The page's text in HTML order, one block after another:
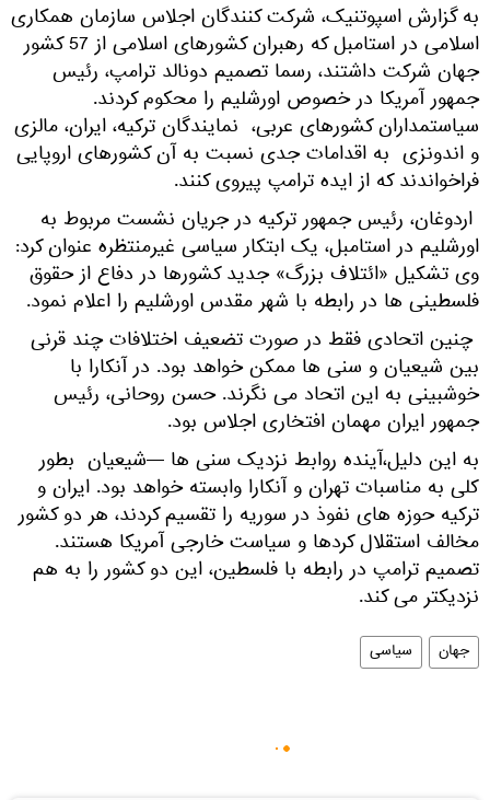
به گزارش اسپوتنیک، شرکت کنندگان اجلاس سازمان همکاری
اسلامی در استامبل که رهبران کشورهای اسلامی از 57 کشور
جهان شرکت داشتند، رسما تصمیم دونالد ترامپ، رئیس
جمهور آمریکا در خصوص اورشلیم را محکوم کردند.
سیاستمداران کشورهای عربی، نمایندگان ترکیه، ایران، مالزی
و اندونزی به اقدامات جدی نسبت به آن کشورهای اروپایی
فراخواندند که از ایده ترامپ پیروی کنند.
اردوغان، رئیس جمهور ترکیه در جریان نشست مربوط به
اورشلیم در استامبل، یک ابتکار سیاسی غیرمنتظره عنوان کرد:
وی تشکیل «ائتلاف بزرگ» جدید کشورها در دفاع از حقوق
فلسطینی ها در رابطه با شهر مقدس اورشلیم را اعلام نمود.
چنین اتحادی فقط در صورت تضعیف اختلافات چند قرنی
بین شیعیان و سنی ها ممکن خواهد بود. در آنکارا با
خوشبینی به این اتحاد می نگرند. حسن روحانی، رئیس
جمهور ایران مهمان افتخاری اجلاس بود.
به این دلیل،آینده روابط نزدیک سنی ها —شیعیان بطور
کلی به مناسبات تهران و آنکارا وابسته خواهد بود. ایران و
ترکیه حوزه های نفوذ در سوریه را تقسیم کردند، هر دو کشور
مخالف استقلال کردها و سیاست خارجی آمریکا هستند.
تصمیم ترامپ در رابطه با فلسطین، این دو کشور را به هم
نزدیکتر می کند.
جهان سیاسی